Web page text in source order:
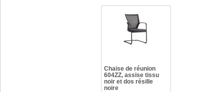
Chaise de réunion
604ZZ, assise tissu
noir et dos résille
noire